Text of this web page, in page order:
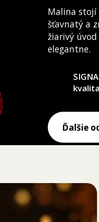
Malina stojí
šťavnatý a
žiarivý
elegantne.
kvalita
Ďalšie